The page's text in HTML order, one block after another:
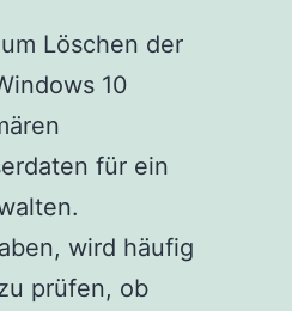
Löschen der
10
für ein
wird häufig
prüfen, ob